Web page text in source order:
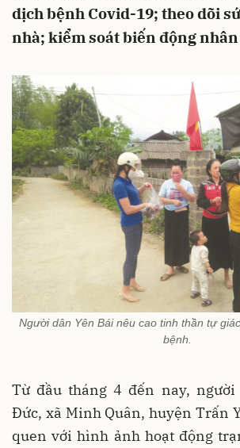
dịch bệnh Covid-19; theo dõi
nhà; kiểm soát biến động
Người dân Yên Bái nêu cao tinh thần tự
bệnh.
Từ đầu tháng 4 đến nay,
Đức, xã Minh Quân, huyện Trấn
quen với hình ảnh hoạt động